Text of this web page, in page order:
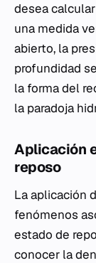
desea
una medida
abierto, la
profundidad
la forma del
la paradoja
Aplicación
reposo
La aplicación
fenómenos
estado de
conocer la